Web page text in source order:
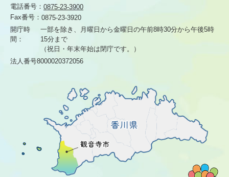
電話番号： 0875-23-3900
Fax番号： 0875-23-3920
開庁時
間：
一部を除き、月曜日から金曜日の午前8時30分から午後5時
15分まで
（祝日・年末年始は閉庁です。）
法人番号8000020372056